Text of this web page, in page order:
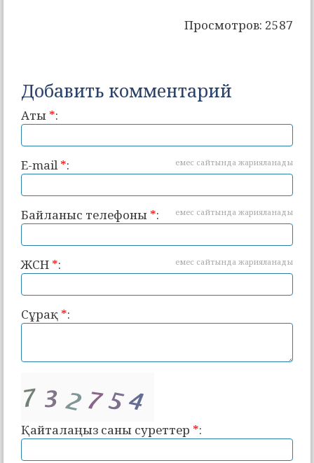
Просмотров: 2587
Добавить комментарий
Аты *:
E-mail*: емес сайтында жарияланады
Байланыс телефоны *: емес сайтында жарияланады
ЖСН *: емес сайтында жарияланады
Сұрақ *:
Қайталаңыз саны суреттер *: